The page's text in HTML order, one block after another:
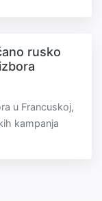
rusko
u Francuskoj,
kampanja